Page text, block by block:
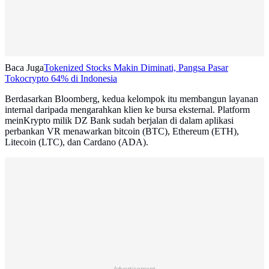
Baca JugaTokenized Stocks Makin Diminati, Pangsa Pasar
Tokocrypto 64% di Indonesia
Berdasarkan Bloomberg, kedua kelompok itu membangun layanan
internal daripada mengarahkan klien ke bursa eksternal. Platform
meinKrypto milik DZ Bank sudah berjalan di dalam aplikasi
perbankan VR menawarkan bitcoin (BTC), Ethereum (ETH),
Litecoin (LTC), dan Cardano (ADA).